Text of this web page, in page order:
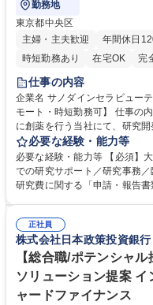
勤務地
東京都中央区
主婦・主夫歓迎
年間休日
時短勤務あり
在宅OK 完
仕事の内容
企業名 サノダインセラピューティクス株式会社
モート・時短勤務可】 仕事の内容 自社で実験室を持たず外部委託を中心
に創薬を行う当社にて、研究
なぐハブとして、契約・発注
す。 ■見積取得、発注、検収、請求処理等の事務手続き ■委託先との定例
会議の調整・アジェンダ準備
SOP等の整備・版管理・保管 ■
集職種 研究事務【フルリモート
必要な経験・能力等
必要な経験・能力等 【必須】
での研究サポート／研究事務
研究費に関する「申請・報告
き方について】フルリモート
イフスタイルに応じた柔軟な
援します。 学歴・資格
正社員
株式会社日本政策投資銀行
【総合職/ポテンシャ
ソリューション提案
ャードファイナンス